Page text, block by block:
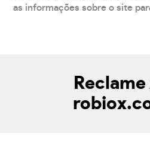
as informações sobre o site